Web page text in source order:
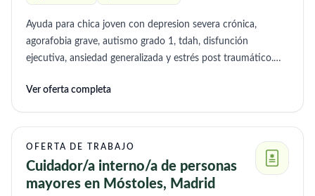
Ayuda para chica joven con depresion severa crónica,
agorafobia grave, autismo grado 1, tdah, disfunción
ejecutiva, ansiedad generalizada y estrés post traumático.
mantenimiento de un hogar que se encuentra en
farmacia, supermercado o sacar al perro. Se requiere de
mucho mimo, mucha empatía y no tener prejuicios ya que
es una situación delicada.
Ver oferta completa
OFERTA DE TRABAJO
Cuidador/a interno/a de personas
mayores en Móstoles, Madrid